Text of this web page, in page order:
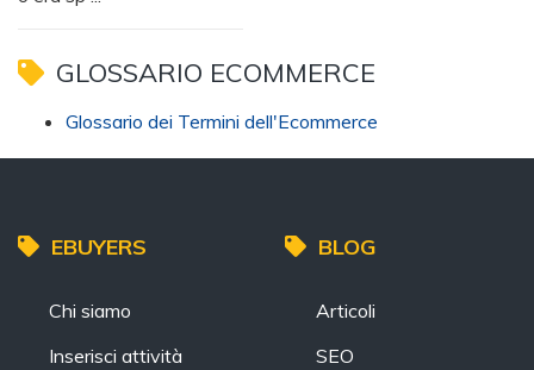
GLOSSARIO ECOMMERCE
Glossario dei Termini dell'Ecommerce
EBUYERS
Chi siamo
Inserisci attività
BLOG
Articoli
SEO